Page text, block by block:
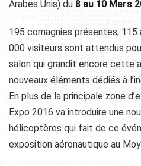
Arabes Unis) du 8 au 10 Mars
195 comagnies présentes,
000 visiteurs sont attendus
salon qui grandit encore cette
nouveaux éléments dédiés à
En plus de la principale zone
Expo 2016 va introduire une
hélicoptères qui fait de ce
exposition aéronautique au